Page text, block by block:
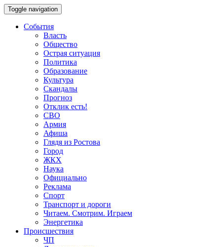
Toggle navigation
События
Власть
Общество
Острая ситуация
Политика
Образование
Культура
Скандалы
Прогноз
Отклик есть!
СВО
Армия
Афиша
Глядя из Ростова
Город
ЖКХ
Наука
Официально
Реклама
Спорт
Транспорт и дороги
Читаем. Смотрим. Играем
Энергетика
Происшествия
ЧП